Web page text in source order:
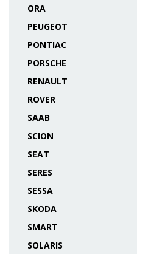
ORA
PEUGEOT
PONTIAC
PORSCHE
RENAULT
ROVER
SAAB
SCION
SEAT
SERES
SESSA
SKODA
SMART
SOLARIS